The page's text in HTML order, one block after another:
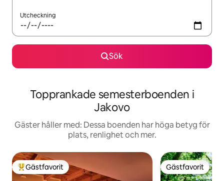
Utcheckning
Sök
Topprankade semesterboenden i
Jakovo
Gäster håller med: Dessa boenden har höga betyg för
plats, renlighet och mer.
Populär gästfavorit
Gästfavorit Gästfavorit
Gästfavorit